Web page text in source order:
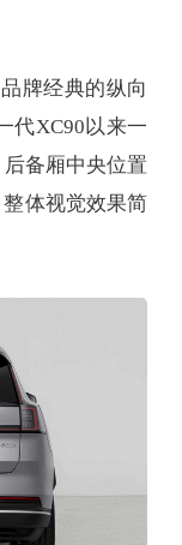
牌经典的纵向
代XC90以来一
备厢中央位置
体视觉效果简